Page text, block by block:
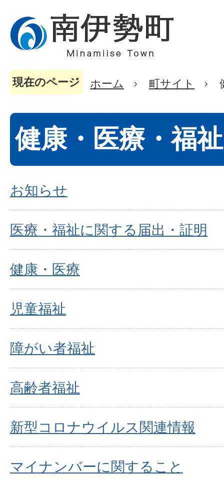
現在のページ ホーム 町サイト
健康・医療・福祉
お知らせ
医療・福祉に関する届出・証明
健康・医療
児童福祉
障がい者福祉
高齢者福祉
新型コロナウイルス関連情報
マイナンバーに関すること